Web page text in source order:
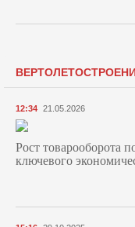
12:34 21.05.2026
Рост товарооборота
ключевого